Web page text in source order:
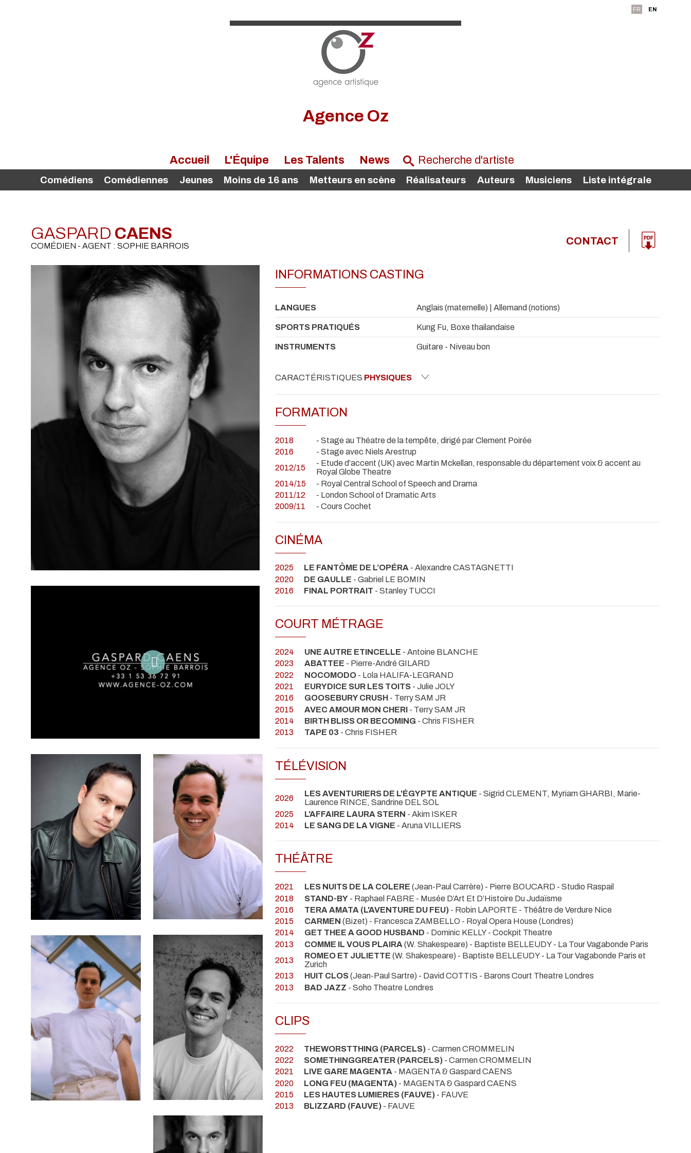
FR EN
Agence Oz
Accueil L'Équipe Les Talents
Comédiens Comédiennes Jeunes Moins de 16 ans Metteurs en scène Réalisateurs Auteurs Musiciens Liste intégrale
News
GASPARD CAENS
COMÉDIEN - AGENT : SOPHIE BARROIS CONTACT
INFORMATIONS CASTING
LANGUES Anglais (maternelle) | Allemand (notions)
SPORTS PRATIQUÉS Kung Fu, Boxe thailandaise
INSTRUMENTS Guitare - Niveau bon
CARACTÉRISTIQUES PHYSIQUES
FORMATION
2018
- Stage au Théatre de la tempête, dirigé par Clement Poirée
2016
- Stage avec Niels Arestrup
2012/15
- Etude d’accent (UK) avec Martin Mckellan, responsable du département voix & accent au
Royal Globe Theatre
2014/15
- Royal Central School of Speech and Drama
2011/12
- London School of Dramatic Arts
2009/11
- Cours Cochet
CINÉMA
2025 LE FANTÔME DE L’OPÉRA - Alexandre CASTAGNETTI
2020
DE GAULLE - Gabriel LE BOMIN
2016
FINAL PORTRAIT - Stanley TUCCI
COURT MÉTRAGE
2024 UNE AUTRE ETINCELLE - Antoine BLANCHE
2023
ABATTEE - Pierre-André GILARD
2022
NOCOMODO - Lola HALIFA-LEGRAND
2021
EURYDICE SUR LES TOITS - Julie JOLY
2016
GOOSEBURY CRUSH - Terry SAM JR
2015
AVEC AMOUR MON CHERI - Terry SAM JR
2014
BIRTH BLISS OR BECOMING - Chris FISHER
2013
TAPE 03 - Chris FISHER
TÉLÉVISION
2026 LES AVENTURIERS DE L'ÉGYPTE ANTIQUE - Sigrid CLEMENT, Myriam GHARBI, Marie-
Laurence RINCE, Sandrine DEL SOL
2025
L'AFFAIRE LAURA STERN - Akim ISKER
2014
LE SANG DE LA VIGNE - Aruna VILLIERS
THÉÂTRE
2021 LES NUITS DE LA COLERE (Jean-Paul Carrère) - Pierre BOUCARD - Studio Raspail
2018
STAND-BY - Raphael FABRE - Musée D’Art Et D’Histoire Du Judaïsme
2016
TERA AMATA (L'AVENTURE DU FEU) - Robin LAPORTE - Théâtre de Verdure Nice
2015
CARMEN (Bizet) - Francesca ZAMBELLO - Royal Opera House (Londres)
2014
GET THEE A GOOD HUSBAND - Dominic KELLY- Cockpit Theatre
2013
COMME IL VOUS PLAIRA (W. Shakespeare) - Baptiste BELLEUDY- La Tour Vagabonde Paris
2013
ROMEO ET JULIETTE (W. Shakespeare) - Baptiste BELLEUDY- La Tour Vagabonde Paris et
Zurich
2013
HUIT CLOS(Jean-Paul Sartre) - David COTTIS - Barons Court Theatre Londres
2013
BAD JAZZ - Soho Theatre Londres
CLIPS
2022 THEWORSTTHING (PARCELS) - Carmen CROMMELIN
2022
SOMETHINGGREATER (PARCELS) - Carmen CROMMELIN
2021
LIVE GARE MAGENTA - MAGENTA & Gaspard CAENS
2020
LONG FEU (MAGENTA) - MAGENTA & Gaspard CAENS
2015
LES HAUTES LUMIERES (FAUVE) - FAUVE
2013
BLIZZARD (FAUVE) - FAUVE